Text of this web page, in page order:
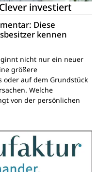
investiert
Diese
kennen
nicht nur ein neuer
größere
oder auf dem Grundstück
Welche
von der persönlichen